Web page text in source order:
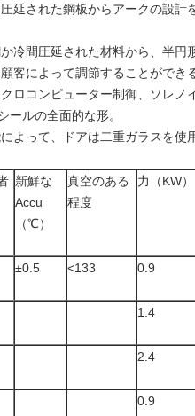
延された鋼板からアークの設
冷間圧延された材料から、半円
客によって調節することができる
ロコンピューター制御、ソレ
ールの全面的な形。
よって、ドアは二重ガラスを使
新鮮な
Accu
（℃）
真空のある
程度
力（KW）
±0.5 <133 0.9
1.4
2.4
0.9